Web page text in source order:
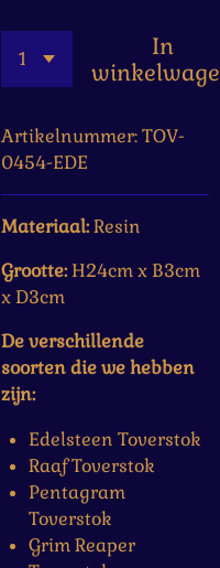
In
Artikelnummer:TOV-
0454-EDE
Materiaal:Resin
Grootte:H24cm x B3cm
x D3cm
De verschillende
soorten die we hebben
zijn:
Edelsteen Toverstok
Raaf Toverstok
Pentagram
Toverstok
Grim Reaper